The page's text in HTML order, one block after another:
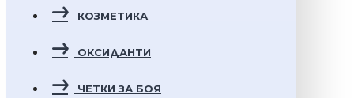
КОЗМЕТИКА
ОКСИДАНТИ
ЧЕТКИ ЗА БОЯ